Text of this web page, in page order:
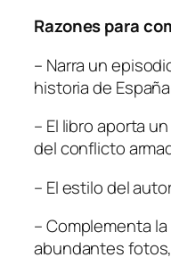
Razones para
– Narra un
historia de
– El libro aporta
del conflicto
– El estilo del
– Complementa
abundantes